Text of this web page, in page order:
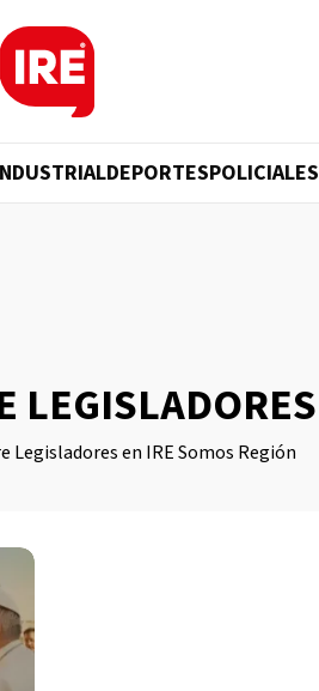
DEPORTESPOLICIALES
LEGISLADORES
Legisladores en IRE Somos Región